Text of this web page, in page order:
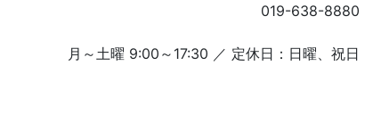
019-638-8880
月～土曜 9:00～17:30 ／ 定休日：日曜、祝日